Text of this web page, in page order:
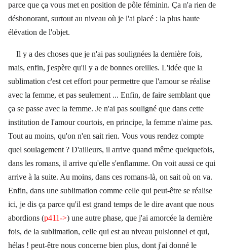
parce que ça vous met en position de pôle féminin. Ça n'a rien de
déshonorant, surtout au niveau où je l'ai placé : la plus haute
élévation de l'objet.
Il y a des choses que je n'ai pas soulignées la dernière fois,
mais, enfin, j'espère qu'il y a de bonnes oreilles. L'idée que la
sublimation c'est cet effort pour permettre que l'amour se réalise
avec la femme, et pas seulement ... Enfin, de faire semblant que
ça se passe avec la femme. Je n'ai pas souligné que dans cette
institution de l'amour courtois, en principe, la femme n'aime pas.
Tout au moins, qu'on n'en sait rien. Vous vous rendez compte
quel soulagement ? D'ailleurs, il arrive quand même quelquefois,
dans les romans, il arrive qu'elle s'enflamme. On voit aussi ce qui
arrive à la suite. Au moins, dans ces romans-là, on sait où on va.
Enfin, dans une sublimation comme celle qui peut-être se réalise
ici, je dis ça parce qu'il est grand temps de le dire avant que nous
abordions (p411->) une autre phase, que j'ai amorcée la dernière
fois, de la sublimation, celle qui est au niveau pulsionnel et qui,
hélas ! peut-être nous concerne bien plus, dont j'ai donné le